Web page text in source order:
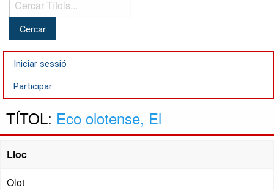
Títols...
Iniciar sessió
Participar
TÍTOL: Eco olotense, El
Lloc
Olot